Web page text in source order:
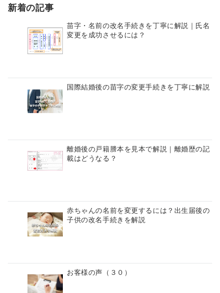
新着の記事
苗字・名前の改名手続きを丁寧に解説｜氏名
変更を成功させるには？
国際結婚後の苗字の変更手続きを丁寧に解説
離婚後の戸籍謄本を見本で解説｜離婚歴の記
載はどうなる？
赤ちゃんの名前を変更するには？出生届後の
子供の改名手続きを解説
お客様の声（３０）